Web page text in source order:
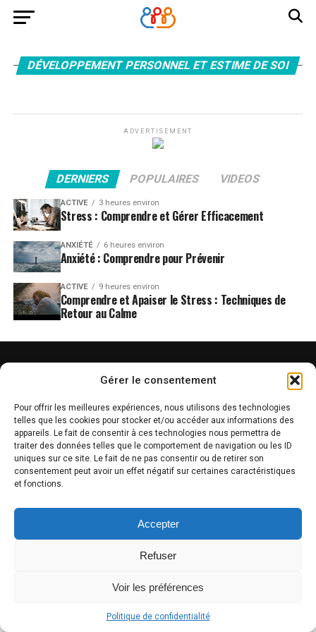
Gérer le consentement
Pour offrir les meilleures expériences, nous utilisons des technologies
telles que les cookies pour stocker et/ou accéder aux informations des
appareils. Le fait de consentir à ces technologies nous permettra de
traiter des données telles que le comportement de navigation ou les ID
uniques sur ce site. Le fait de ne pas consentir ou de retirer son
consentement peut avoir un effet négatif sur certaines caractéristiques
et fonctions.
Accepter
Refuser
Voir les préférences
Politique de confidentialité
DÉVELOPPEMENT PERSONNEL ET ESTIME DE SOI
ADVERTISEMENT
DERNIERS POPULAIRES VIDEOS
ACTIVE 3 heures environ
Stress : Comprendre et Gérer Efficacement
ANXIÉTÉ 6 heures environ
Anxiété : Comprendre pour Prévenir
ACTIVE 9 heures environ
Comprendre et Apaiser le Stress : Techniques de
Retour au Calme
ACCUEIL A PROPOS THÉMATIQUES
RECHERCHES ET ÉTUDES RÉCENTES
CONTACT
Copyright © 2025 Aide anxiété stress By Idevart.fr